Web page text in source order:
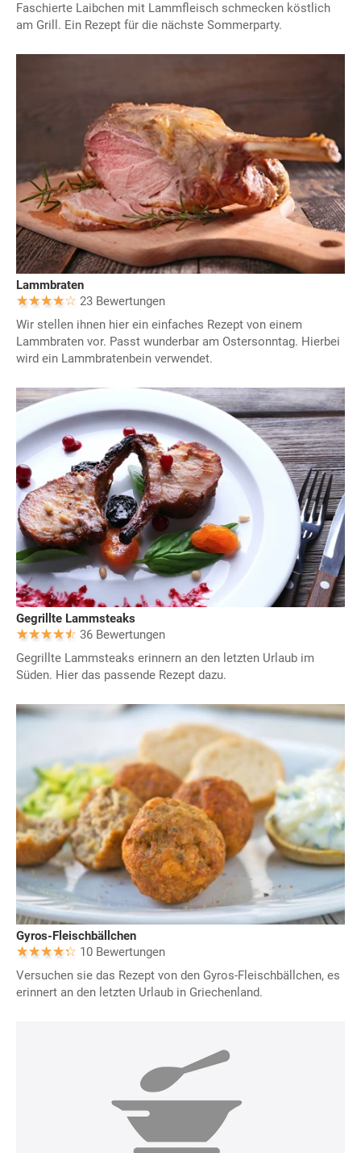
Faschierte Laibchen mit Lammfleisch schmecken köstlich
am Grill. Ein Rezept für die nächste Sommerparty.
Lammbraten
23 Bewertungen
Wir stellen ihnen hier ein einfaches Rezept von einem
Lammbraten vor. Passt wunderbar am Ostersonntag. Hierbei
wird ein Lammbratenbein verwendet.
Gegrillte Lammsteaks
36 Bewertungen
Gegrillte Lammsteaks erinnern an den letzten Urlaub im
Süden. Hier das passende Rezept dazu.
Gyros-Fleischbällchen
10 Bewertungen
Versuchen sie das Rezept von den Gyros-Fleischbällchen, es
erinnert an den letzten Urlaub in Griechenland.